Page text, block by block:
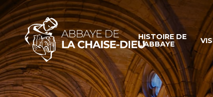
HISTOIRE DE
L’ABBAYE